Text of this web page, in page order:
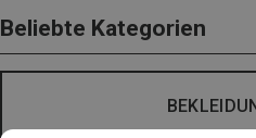
Beliebte Kategorien